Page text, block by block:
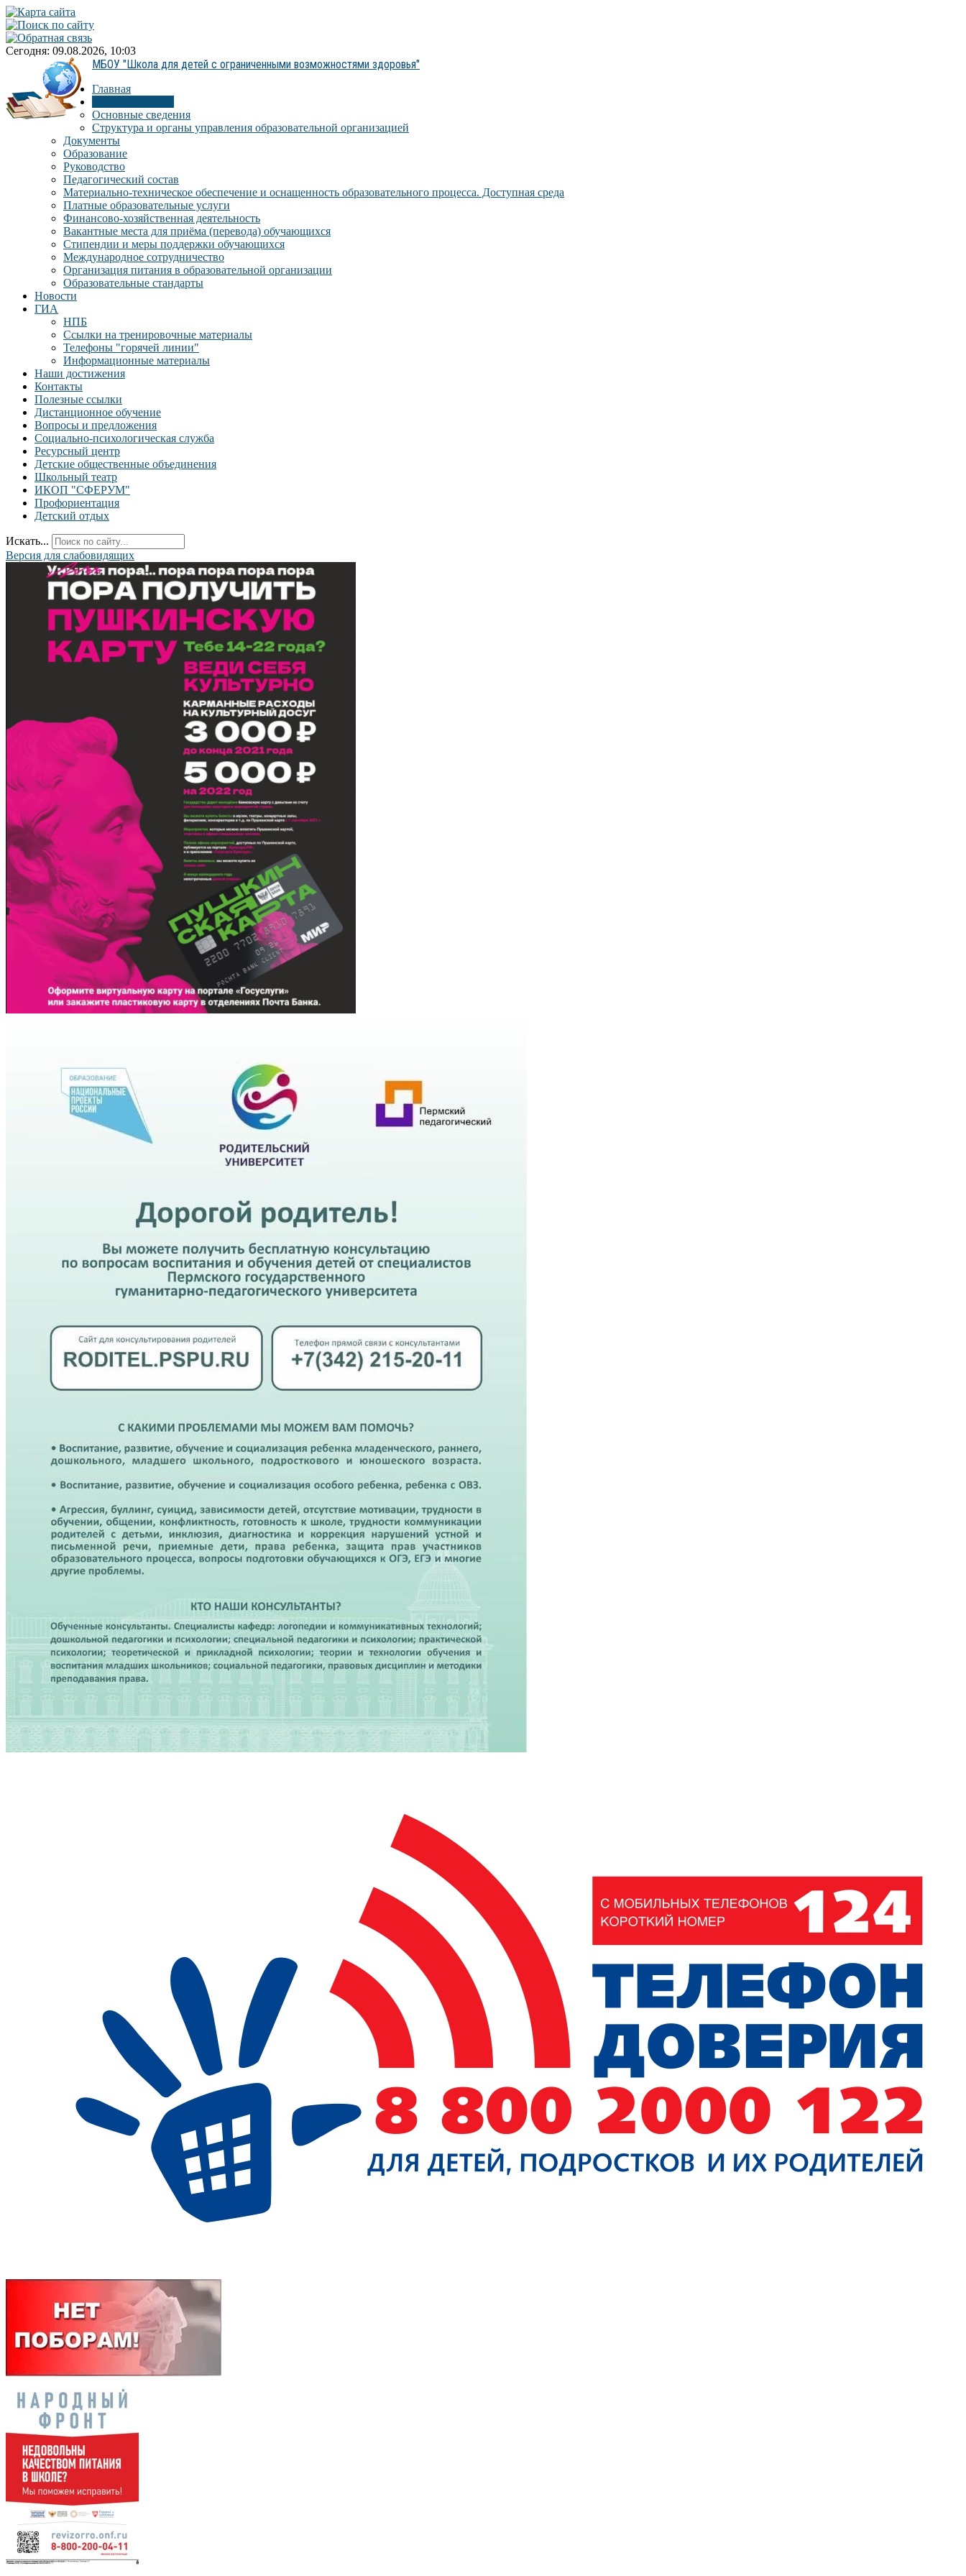
Сегодня: 09.08.2026, 10:03
МБОУ "Школа для детей с ограниченными возможностями здоровья"
Главная
Основные сведения
Структура и органы управления образовательной организацией
Документы
Образование
Руководство
Педагогический состав
Материально-техническое обеспечение и оснащенность образовательного процесса. Доступная среда
Платные образовательные услуги
Финансово-хозяйственная деятельность
Вакантные места для приёма (перевода) обучающихся
Стипендии и меры поддержки обучающихся
Международное сотрудничество
Организация питания в образовательной организации
Образовательные стандарты
Новости
ГИА
НПБ
Ссылки на тренировочные материалы
Телефоны "горячей линии"
Информационные материалы
Наши достижения
Контакты
Полезные ссылки
Дистанционное обучение
Вопросы и предложения
Социально-психологическая служба
Ресурсный центр
Детские общественные объединения
Школьный театр
ИКОП "СФЕРУМ"
Профориентация
Детский отдых
Искать...
Версия для слабовидящих